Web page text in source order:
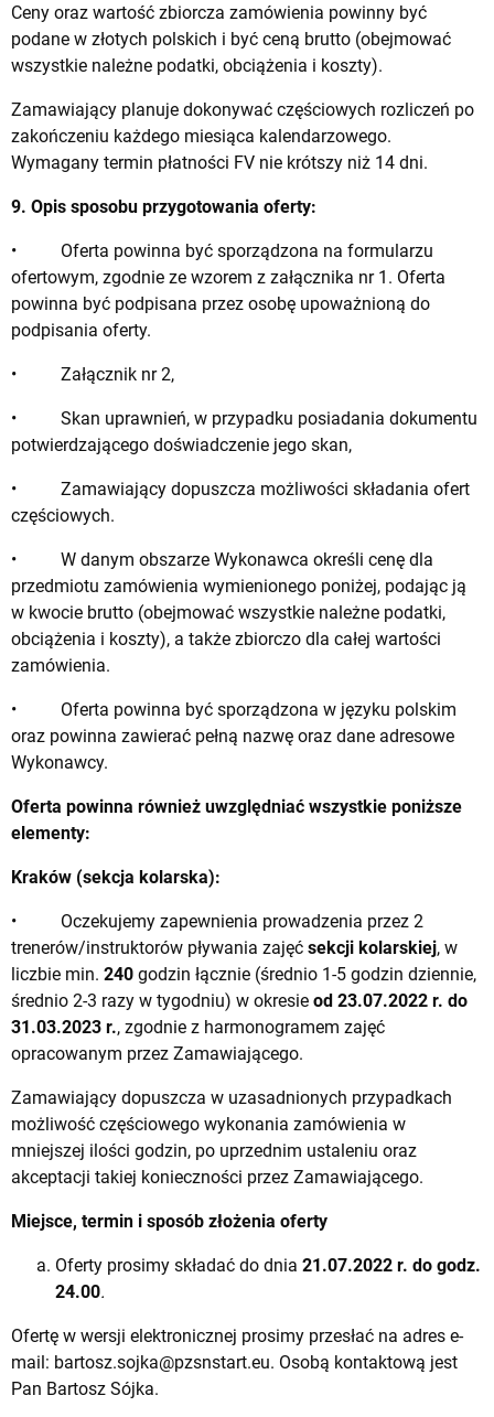
Ceny oraz wartość zbiorcza zamówienia powinny być
podane w złotych polskich i być ceną brutto (obejmować
wszystkie należne podatki, obciążenia i koszty).
Zamawiający planuje dokonywać częściowych rozliczeń po
zakończeniu każdego miesiąca kalendarzowego.
Wymagany termin płatności FV nie krótszy niż 14 dni.
9. Opis sposobu przygotowania oferty:
• Oferta powinna być sporządzona na formularzu
ofertowym, zgodnie ze wzorem z załącznika nr 1. Oferta
powinna być podpisana przez osobę upoważnioną do
podpisania oferty.
• Załącznik nr 2,
• Skan uprawnień, w przypadku posiadania dokumentu
potwierdzającego doświadczenie jego skan,
• Zamawiający dopuszcza możliwości składania ofert
częściowych.
• W danym obszarze Wykonawca określi cenę dla
przedmiotu zamówienia wymienionego poniżej, podając ją
w kwocie brutto (obejmować wszystkie należne podatki,
obciążenia i koszty), a także zbiorczo dla całej wartości
zamówienia.
• Oferta powinna być sporządzona w języku polskim
oraz powinna zawierać pełną nazwę oraz dane adresowe
Wykonawcy.
Oferta powinna również uwzględniać wszystkie poniższe
elementy:
Kraków (sekcja kolarska):
• Oczekujemy zapewnienia prowadzenia przez 2
trenerów/instruktorów pływania zajęć sekcji kolarskiej, w
liczbie min. 240 godzin łącznie (średnio 1-5 godzin dziennie,
średnio 2-3 razy w tygodniu) w okresie od 23.07.2022 r. do
31.03.2023 r., zgodnie z harmonogramem zajęć
opracowanym przez Zamawiającego.
Zamawiający dopuszcza w uzasadnionych przypadkach
możliwość częściowego wykonania zamówienia w
mniejszej ilości godzin, po uprzednim ustaleniu oraz
akceptacji takiej konieczności przez Zamawiającego.
Miejsce, termin i sposób złożenia oferty
Oferty prosimy składać do dnia 21.07.2022 r. do godz.
24.00.
Ofertę w wersji elektronicznej prosimy przesłać na adres e-
mail: bartosz.sojka@pzsnstart.eu. Osobą kontaktową jest
Pan Bartosz Sójka.